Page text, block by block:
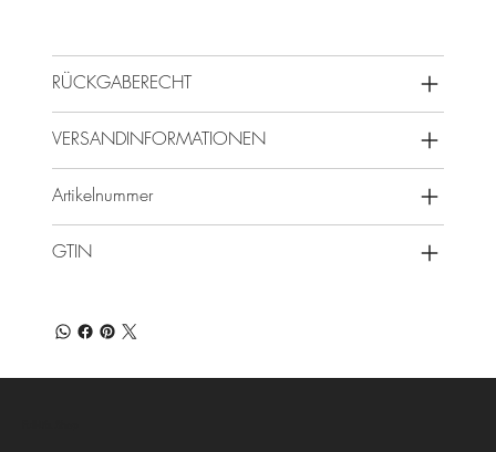
RÜCKGABERECHT
VERSANDINFORMATIONEN
Artikelnummer
GTIN